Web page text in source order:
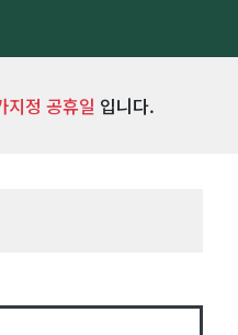
지정 공휴일 입니다.